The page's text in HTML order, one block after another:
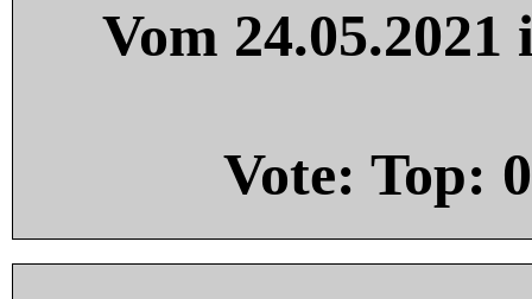
Vom
Vote: Top: 0